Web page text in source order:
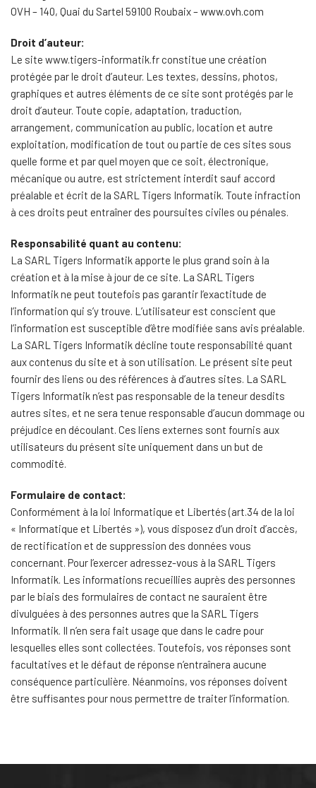
OVH – 140, Quai du Sartel 59100 Roubaix –www.ovh.com
Droit d’auteur:
Le site www.tigers-informatik.fr constitue une création
protégée par le droit d’auteur. Les textes, dessins, photos,
graphiques et autres éléments de ce site sont protégés par le
droit d’auteur. Toute copie, adaptation, traduction,
arrangement, communication au public, location et autre
exploitation, modification de tout ou partie de ces sites sous
quelle forme et par quel moyen que ce soit, électronique,
mécanique ou autre, est strictement interdit sauf accord
préalable et écrit de la SARL Tigers Informatik. Toute infraction
à ces droits peut entraîner des poursuites civiles ou pénales.
Responsabilité quant au contenu:
La SARL Tigers Informatik apporte le plus grand soin à la
création et à la mise à jour de ce site. La SARL Tigers
Informatik ne peut toutefois pas garantir l’exactitude de
l’information qui s’y trouve. L’utilisateur est conscient que
l’information est susceptible d’être modifiée sans avis préalable.
La SARL Tigers Informatik décline toute responsabilité quant
aux contenus du site et à son utilisation. Le présent site peut
fournir des liens ou des références à d’autres sites. La SARL
Tigers Informatik n’est pas responsable de la teneur desdits
autres sites, et ne sera tenue responsable d’aucun dommage ou
préjudice en découlant. Ces liens externes sont fournis aux
utilisateurs du présent site uniquement dans un but de
commodité.
Formulaire de contact:
Conformément à la loi Informatique et Libertés (art.34 de la loi
« Informatique et Libertés »), vous disposez d’un droit d’accès,
de rectification et de suppression des données vous
concernant. Pour l’exercer adressez-vous à la SARL Tigers
Informatik. Les informations recueillies auprès des personnes
par le biais des formulaires de contact ne sauraient être
divulguées à des personnes autres que la SARL Tigers
Informatik. Il n’en sera fait usage que dans le cadre pour
lesquelles elles sont collectées. Toutefois, vos réponses sont
facultatives et le défaut de réponse n’entraînera aucune
conséquence particulière. Néanmoins, vos réponses doivent
être suffisantes pour nous permettre de traiter l’information.